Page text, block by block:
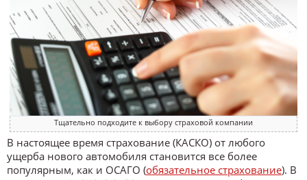
Тщательно подходите к выбору страховой компании
В настоящее время страхование (КАСКО) от любого
ущерба нового автомобиля становится все более
популярным, как и ОСАГО (обязательное страхование). В